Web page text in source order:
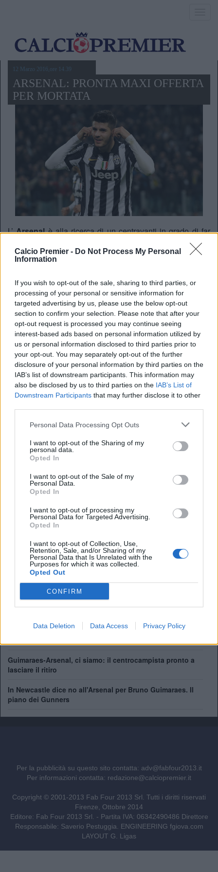
Calcio Premier - Do Not Process My Personal
Information
If you wish to opt-out of the sale, sharing to third parties, or
processing of your personal or sensitive information for
targeted advertising by us, please use the below opt-out
section to confirm your selection. Please note that after your
opt-out request is processed you may continue seeing
interest-based ads based on personal information utilized by
us or personal information disclosed to third parties prior to
your opt-out. You may separately opt-out of the further
disclosure of your personal information by third parties on the
IAB’s list of downstream participants. This information may
also be disclosed by us to third parties on the IAB’s List of
Downstream Participants that may further disclose it to other
Personal Data Processing Opt Outs
I want to opt-out of the Sharing of my
personal data.
Opted In
I want to opt-out of the Sale of my
Personal Data.
Opted In
I want to opt-out of processing my
Personal Data for Targeted Advertising.
Opted In
I want to opt-out of Collection, Use,
Retention, Sale, and/or Sharing of my
Personal Data that Is Unrelated with the
Purposes for which it was collected.
Opted Out
CONFIRM
Data Deletion Data Access Privacy Policy
12 Marzo 2016,ore 14.39
ARSENAL: PRONTA MAXI OFFERTA
PER MORTATA
L’Arsenalè alla ricerca di un centravanti in grado di far
fare il salto di qualità definitivo alla squadra, nel presente e
per il futuro. Dopo molti nomi sulla lista degli esperti di
mercato dei Gunners, il profilo perfetto è stato indicato in
del nord di Londra sembrerebbe pronta ad investire una
cifra vicina ai50 milioni di sterline.
Redazione
Twitter @Calciopremier
Stadio:Emirates Stadium (60.338)
Città:Londra
Manager:Mikel Arteta
ALBO D'ORO
FA Cup:14
League Cup: 2
Ufficiale. l'Everton prende Norgaard dall'Arsenal. Cifre e
dettagli
Il Real Madrid rilancia per Vinicius: pronta la nuova offerta
di rinnovo
Come giocherà l'Arsenal: da Guimaraes a Tzolis, ma il
Guimaraes-Arsenal, ci siamo: il centrocampista pronto a
lasciare il ritiro
In Newcastle dice no all'Arsenal per Bruno Guimaraes. Il
piano dei Gunners
Per la pubblicità su questo sito contatta: adv@fabfour2013.it
Per informazioni contatta: redazione@calciopremier.it
Copyright © 2001-2013 Fab Four 2013 Srl. Tutti i diritti riservati
Firenze, Ottobre 2014
Editore: Fab Four 2013 Srl. - Partita IVA: 06342490486 Direttore
Responsabile: Saverio Pestuggia. ENGINEERING fgiova.com
LAYOUT G. Ligas